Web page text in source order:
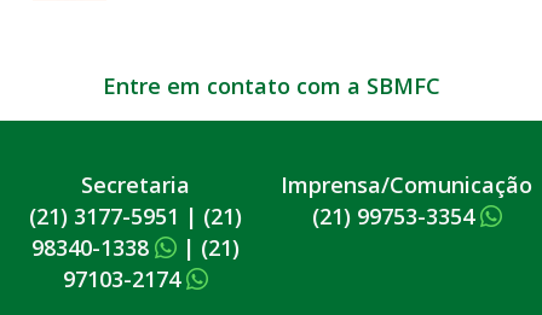
Entre em contato com a SBMFC
Secretaria
(21) 3177-5951 | (21)
98340-1338
| (21)
97103-2174
Imprensa/Comunicação
(21) 99753-3354